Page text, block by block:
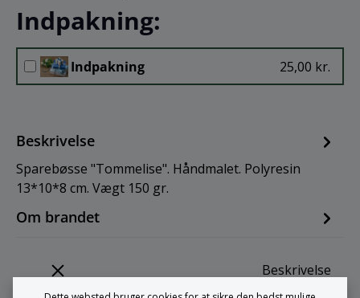
Indpakning:
Indpakning 25,00 kr.
Beskrivelse
Sparebøsse "Tommelise". Håndmalet. Polyresin
13*10*8 cm. Vægt 150 gr.
Om brandet
Beskrivelse